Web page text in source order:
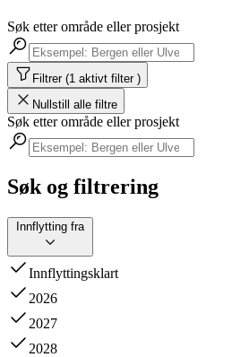
Søk etter område eller prosjekt
Filtrer (1 aktivt filter )
Nullstill alle filtre
Søk etter område eller prosjekt
Søk og filtrering
Innflytting fra
Innflyttingsklart
2026
2027
2028